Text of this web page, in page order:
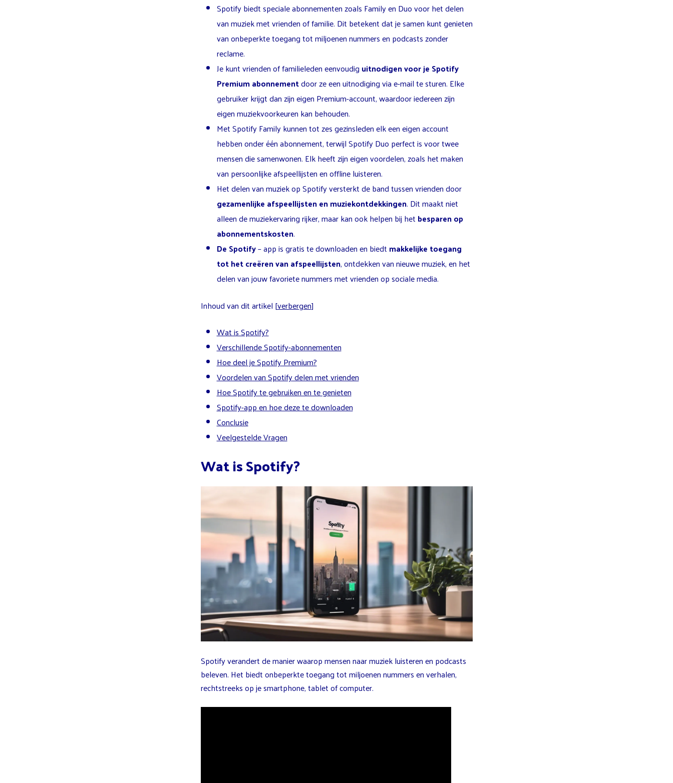
Spotify biedt speciale abonnementen zoals Family en Duo voor het delen
van muziek met vrienden of familie. Dit betekent dat je samen kunt genieten
van onbeperkte toegang tot miljoenen nummers en podcasts zonder
reclame.
Je kunt vrienden of familieleden eenvoudig uitnodigen voor je Spotify
Premium abonnementdoor ze een uitnodiging via e-mail te sturen. Elke
gebruiker krijgt dan zijn eigen Premium-account, waardoor iedereen zijn
eigen muziekvoorkeuren kan behouden.
Met Spotify Family kunnen tot zes gezinsleden elk een eigen account
hebben onder één abonnement, terwijl Spotify Duo perfect is voor twee
mensen die samenwonen. Elk heeft zijn eigen voordelen, zoals het maken
van persoonlijke afspeellijsten en offline luisteren.
Het delen van muziek op Spotify versterkt de band tussen vrienden door
gezamenlijke afspeellijsten en muziekontdekkingen. Dit maakt niet
alleen de muziekervaring rijker, maar kan ook helpen bij het besparen op
abonnementskosten.
De Spotify– app is gratis te downloaden en biedt makkelijke toegang
tot het creëren van afspeellijsten, ontdekken van nieuwe muziek, en het
delen van jouw favoriete nummers met vrienden op sociale media.
Inhoud van dit artikel [verbergen]
Wat is Spotify?
Verschillende Spotify-abonnementen
Hoe deel je Spotify Premium?
Voordelen van Spotify delen met vrienden
Hoe Spotify te gebruiken en te genieten
Spotify-app en hoe deze te downloaden
Conclusie
Veelgestelde Vragen
Wat is Spotify?
Spotify verandert de manier waarop mensen naar muziek luisteren en podcasts
beleven. Het biedt onbeperkte toegang tot miljoenen nummers en verhalen,
rechtstreeks op je smartphone, tablet of computer.